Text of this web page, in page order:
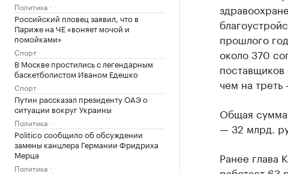
Политика
Российский пловец заявил, что в
Париже на ЧЕ «воняет мочой и
помойками»
Спорт
В Москве простились с легендарным
баскетболистом Иваном Едешко
Спорт
Путин рассказал президенту ОАЭ о
ситуации вокруг Украины
Политика
Politico сообщило об обсуждении
замены канцлера Германии Фридриха
Мерца
Политика
прошлого
около 370
чем на
Общая сумма
— 32 млрд.
Ранее глава